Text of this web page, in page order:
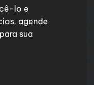
lo e
agende
sua